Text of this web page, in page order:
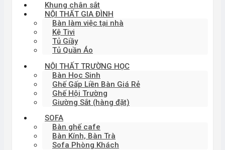
Khung chân sắt
NỘI THẤT GIA ĐÌNH
Bàn làm việc tại nhà
Kệ Tivi
Tủ Giầy
Tủ Quần Áo
NỘI THẤT TRƯỜNG HỌC
Bàn Học Sinh
Ghế Gấp Liền Bàn Giá Rẻ
Ghế Hội Trường
Giường Sắt (hàng đặt)
SOFA
Bàn ghế cafe
Bàn Kính, Bàn Trà
Sofa Phòng Khách